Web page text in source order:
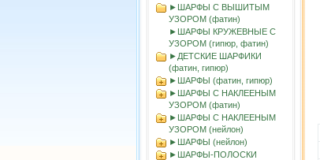
►ШАРФЫ С ВЫШИТЫМ
УЗОРОМ (фатин)
►ШАРФЫ КРУЖЕВНЫЕ С
УЗОРОМ (гипюр, фатин)
►ДЕТСКИЕ ШАРФИКИ
(фатин, гипюр)
►ШАРФЫ (фатин, гипюр)
►ШАРФЫ С НАКЛЕЕНЫМ
УЗОРОМ (фатин)
►ШАРФЫ С НАКЛЕЕНЫМ
УЗОРОМ (нейлон)
►ШАРФЫ (нейлон)
►ШАРФЫ-ПОЛОСКИ